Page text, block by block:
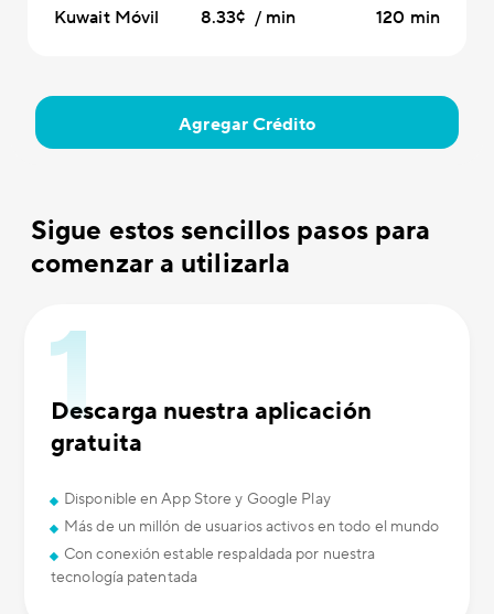
Kuwait Móvil 8.33¢ / min 120 min
Agregar Crédito
Sigue estos sencillos pasos para
comenzar a utilizarla
Descarga nuestra aplicación
gratuita
Disponible en App Store y Google Play
Más de un millón de usuarios activos en todo el mundo
Con conexión estable respaldada por nuestra
tecnología patentada